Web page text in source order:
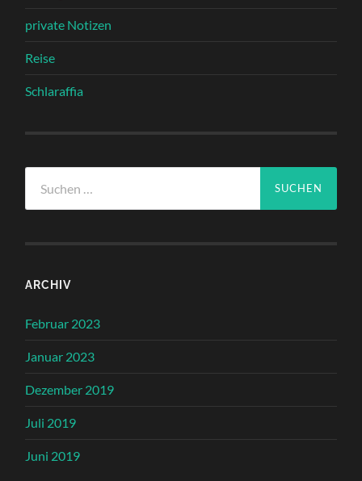
private Notizen
Reise
Schlaraffia
nach:
ARCHIV
Februar 2023
Januar 2023
Dezember 2019
Juli 2019
Juni 2019